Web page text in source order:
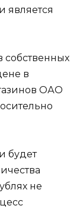
является
собственных
в
ОАО
будет
не